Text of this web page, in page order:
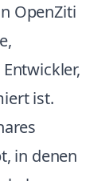
OpenZiti
ist.
in denen